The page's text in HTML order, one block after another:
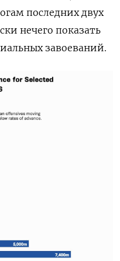
последних двух
нечего показать
завоеваний.